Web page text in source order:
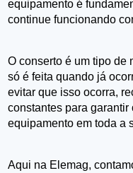
equipamento é
continue funcionando
O conserto é um tipo de
só é feita quando já
evitar que isso ocorra,
constantes para
equipamento em toda a
Aqui na Elemag,